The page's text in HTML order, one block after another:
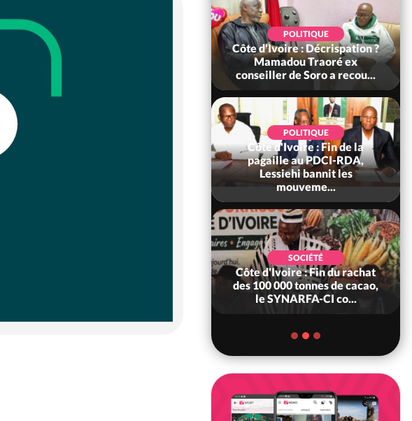
Côte d'Ivoire : Ouattara
promet des sanctions contre
POLITIQUE
Côte d'Ivoire : Décrispation ?
Mamadou Traoré ex
conseiller de Soro a recou...
POLITIQUE
Côte d'Ivoire : Fin de la
pagaille au PDCI-RDA,
Lessiehi bannit les
mouveme...
SOCIÉTÉ
Côte d'Ivoire : Fin du rachat
des 100 000 tonnes de cacao,
le SYNARFA-CI co...